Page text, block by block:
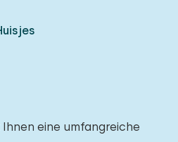
eine umfangreiche